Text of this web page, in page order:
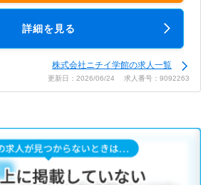
詳細を見る
株式会社ニチイ学館の求人一覧
更新日：2026/06/24 求人番号：9092263